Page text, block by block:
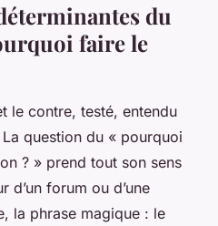
du
faire le
le contre, testé, entendu
question du « pourquoi
? » prend tout son sens
d’un forum ou d’une
la phrase magique : le